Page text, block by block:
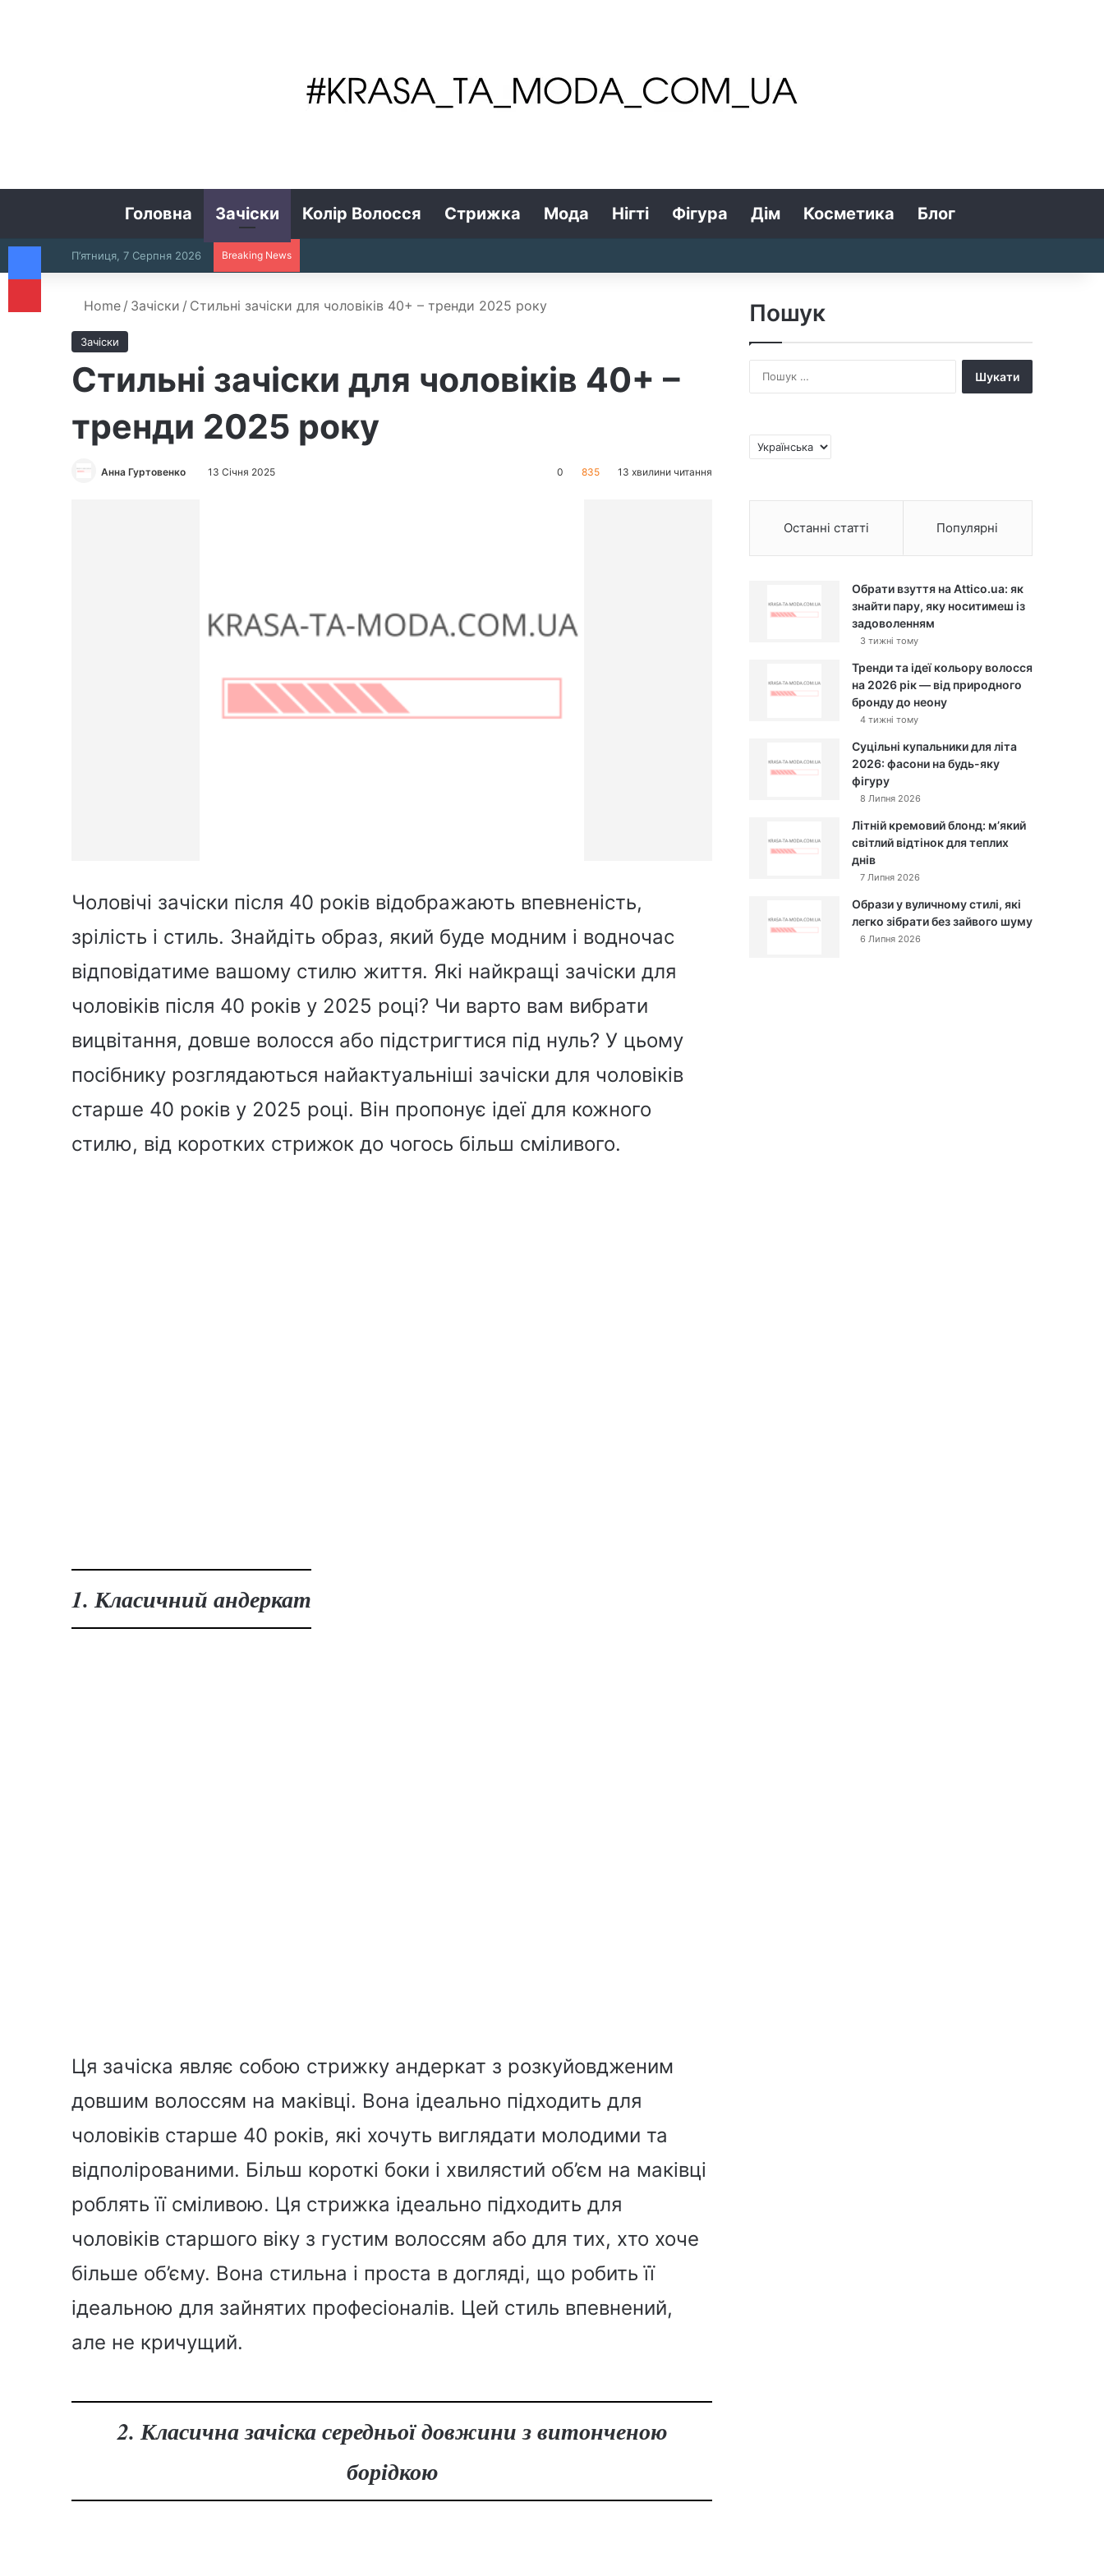
Головна Зачіски Колір Волосся Стрижка Мода Нігті Фігура Дім Косметика Блог
П’ятниця, 7 Серпня 2026 Breaking News
Home / Зачіски / Стильні зачіски для чоловіків 40+ – тренди 2025 року
Зачіски
Стильні зачіски для чоловіків 40+ –
тренди 2025 року
Анна Гуртовенко 13 Січня 2025 0 835 13 хвилини читання
Чоловічі зачіски після 40 років відображають впевненість,
зрілість і стиль. Знайдіть образ, який буде модним і водночас
відповідатиме вашому стилю життя. Які найкращі зачіски для
чоловіків після 40 років у 2025 році? Чи варто вам вибрати
вицвітання, довше волосся або підстригтися під нуль? У цьому
посібнику розглядаються найактуальніші зачіски для чоловіків
старше 40 років у 2025 році. Він пропонує ідеї для кожного
стилю, від коротких стрижок до чогось більш сміливого.
1. Класичний андеркат
Ця зачіска являє собою стрижку андеркат з розкуйовдженим
довшим волоссям на маківці. Вона ідеально підходить для
чоловіків старше 40 років, які хочуть виглядати молодими та
відполірованими. Більш короткі боки і хвилястий об’єм на маківці
роблять її сміливою. Ця стрижка ідеально підходить для
чоловіків старшого віку з густим волоссям або для тих, хто хоче
більше об’єму. Вона стильна і проста в догляді, що робить її
ідеальною для зайнятих професіоналів. Цей стиль впевнений,
але не кричущий.
2. Класична зачіска середньої довжини з витонченою
борідкою
Пошук
и
Останні статті Популярні
Обрати взуття на Attico.ua: як
знайти пару, яку носитимеш із
задоволенням
3 тижні тому
Тренди та ідеї кольору волосся
на 2026 рік — від природного
бронду до неону
4 тижні тому
Суцільні купальники для літа
2026: фасони на будь-яку
фігуру
8 Липня 2026
Літній кремовий блонд: м’який
світлий відтінок для теплих
днів
7 Липня 2026
Образи у вуличному стилі, які
легко зібрати без зайвого шуму
6 Липня 2026